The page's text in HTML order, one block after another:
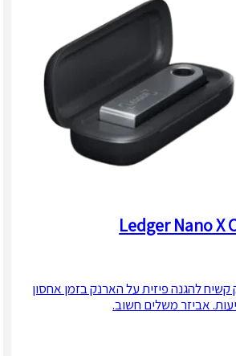
Ledger Nano X
קשיח להגנה פיזית על הארנק בזמן אחסון
אביזר משלים חשוב.